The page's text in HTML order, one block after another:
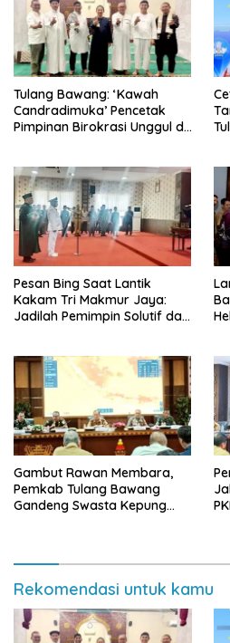
Tulang Bawang: ‘Kawah
Candradimuka’ Pencetak
Pimpinan Birokrasi Unggul di
Pesan Bing Saat Lantik
Kakam Tri Makmur Jaya:
Jadilah Pemimpin Solutif dan
Gambut Rawan Membara,
Pemkab Tulang Bawang
Gandeng Swasta Kepung
Rekomendasi untuk kamu